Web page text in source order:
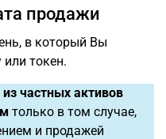
продажи
в который Вы
токен.
частных активов
только в том случае,
и продажей